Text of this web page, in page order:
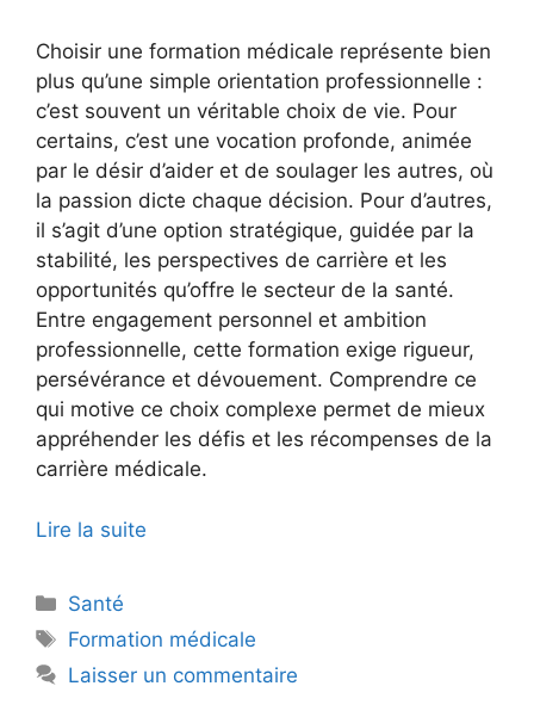
Choisir une formation médicale représente bien
plus qu’une simple orientation professionnelle :
c’est souvent un véritable choix de vie. Pour
certains, c’est une vocation profonde, animée
par le désir d’aider et de soulager les autres, où
la passion dicte chaque décision. Pour d’autres,
il s’agit d’une option stratégique, guidée par la
stabilité, les perspectives de carrière et les
opportunités qu’offre le secteur de la santé.
Entre engagement personnel et ambition
professionnelle, cette formation exige rigueur,
persévérance et dévouement. Comprendre ce
qui motive ce choix complexe permet de mieux
appréhender les défis et les récompenses de la
carrière médicale.
Lire la suite
Catégories
Santé
Étiquettes
Formation médicale
Laisser un commentaire